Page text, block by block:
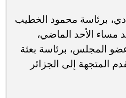
برئاسة محمود الخطيب
مساء الأحد الماضي،
المجلس، برئاسة بعثة
المتجهة إلى الجزائر